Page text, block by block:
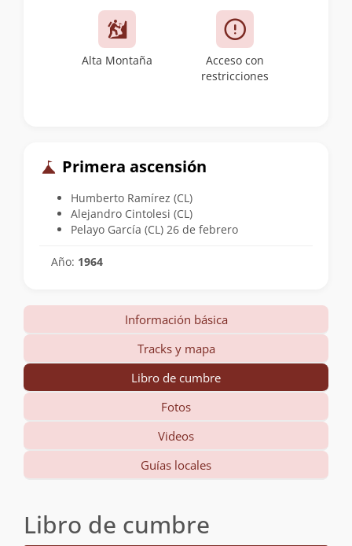
Alta Montaña
Acceso con
restricciones
Primera ascensión
Humberto Ramírez (CL)
Alejandro Cintolesi (CL)
Pelayo García (CL) 26 de febrero
Año: 1964
Información básica
Tracks y mapa
Libro de cumbre
Fotos
Videos
Guías locales
Libro de cumbre